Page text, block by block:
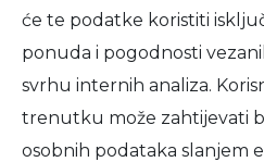
će te podatke koristiti
ponuda i pogodnosti
svrhu internih analiza.
trenutku može zahtijevati
osobnih podataka slanjem